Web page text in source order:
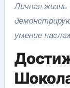
Личная
умение